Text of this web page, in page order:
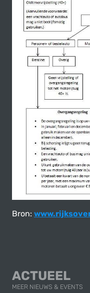
Bron:
ACTUEEL
MEER NIEUWS & EVENTS